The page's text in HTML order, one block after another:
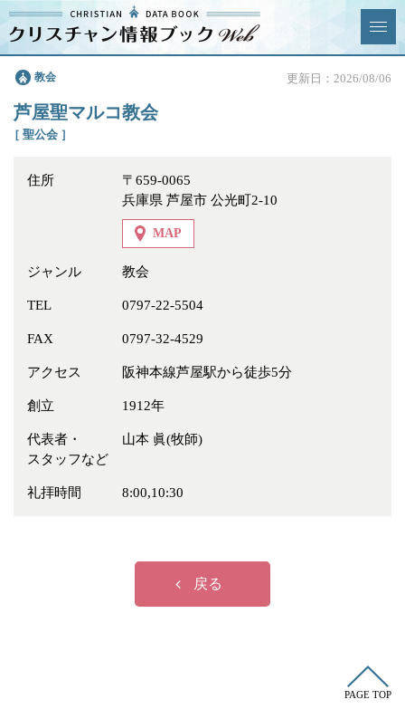
クリスチャン
情報ブックとは
News & Topics
よくあるご質問
教会
特別集会奉仕者 医療・福祉
冠婚葬祭
教団教派
教会 更新日：2026/08/06
芦屋聖マルコ教会
［ 聖公会 ］
住所
〒659-0065
兵庫県 芦屋市 公光町2-10
MAP
ジャンル 教会
TEL 0797-22-5504
FAX 0797-32-4529
アクセス 阪神本線芦屋駅から徒歩5分
創立 1912年
代表者・
スタッフなど
山本 眞(牧師)
礼拝時間 8:00,10:30
戻る
PAGE TOP